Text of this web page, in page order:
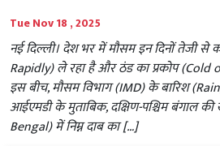
Tue Nov 18 , 2025
नई दिल्ली। देश भर में मौसम इन दिनों तेजी
Rapidly) ले रहा है और ठंड का प्रकोप (Cold
इस बीच, मौसम विभाग (IMD) के बारिश
आईएमडी के मुताबिक, दक्षिण-पश्चिम बंगाल
Bengal) में निम्न दाब का […]